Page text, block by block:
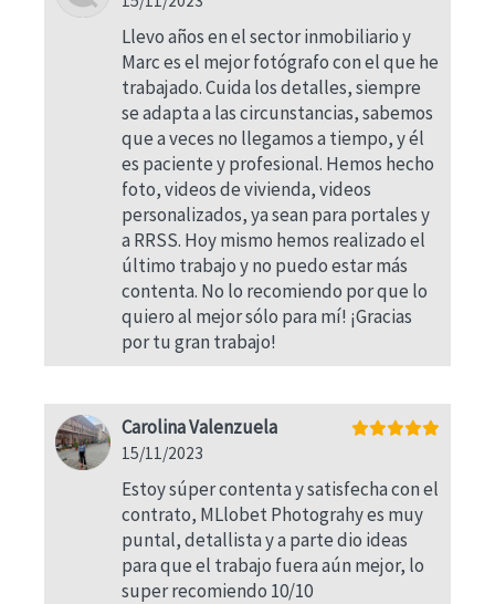
Llevo años en el sector inmobiliario y
Marc es el mejor fotógrafo con el que he
trabajado. Cuida los detalles, siempre
se adapta a las circunstancias, sabemos
que a veces no llegamos a tiempo, y él
es paciente y profesional. Hemos hecho
foto, videos de vivienda, videos
personalizados, ya sean para portales y
a RRSS. Hoy mismo hemos realizado el
último trabajo y no puedo estar más
contenta. No lo recomiendo por que lo
quiero al mejor sólo para mí! ¡Gracias
por tu gran trabajo!
Carolina Valenzuela
15/11/2023
Estoy súper contenta y satisfecha con el
contrato, MLlobet Photograhy es muy
puntal, detallista y a parte dio ideas
para que el trabajo fuera aún mejor, lo
super recomiendo 10/10